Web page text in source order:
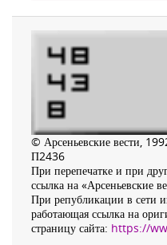
© Арсеньевские вести,
П2436
При перепечатке и при
ссылка на «Арсеньевские
При републикации в сети
работающая ссылка на
страницу сайта: https://